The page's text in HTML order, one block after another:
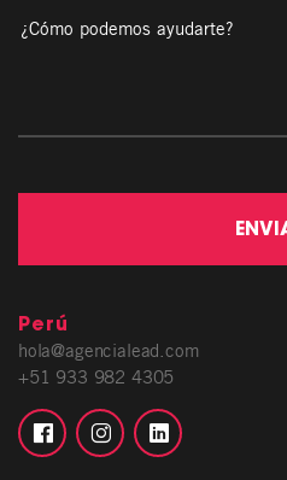
Perú
hola@agencialead.com
+51 933 982 4305